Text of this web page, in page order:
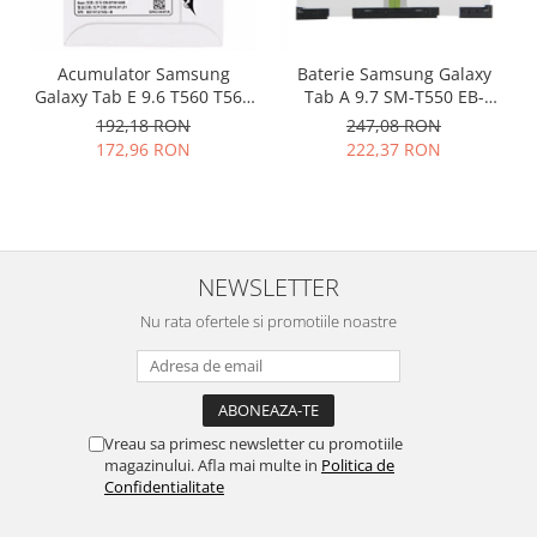
Blackberry
E-BODA
Google
Motorola
Touchscreen Huawei
Touchscreen Samsung
Acumulator Samsung
Galaxy Tab E 9.6 T560 T561
EB-BT561ABE original
192,18 RON
172,96 RON
Baterie Samsung Galaxy
Tab A 9.7 SM-T550 EB-
BT550ABE originala
247,08 RON
222,37 RON
NEWSLETTER
Nu rata ofertele si promotiile noastre
Vreau sa primesc newsletter cu promotiile
magazinului. Afla mai multe in Politica de
Confidentialitate